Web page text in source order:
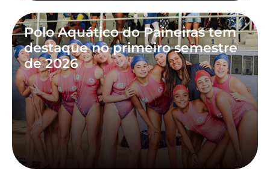
Polo Aquático do Paineiras tem
destaque no primeiro semestre
de 2026